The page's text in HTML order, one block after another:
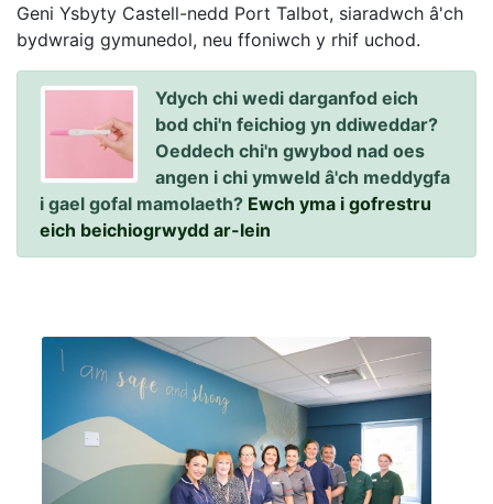
Geni Ysbyty Castell-nedd Port Talbot, siaradwch â'ch
bydwraig gymunedol, neu ffoniwch y rhif uchod.
Ydych chi wedi darganfod eich
bod chi'n feichiog yn ddiweddar?
Oeddech chi'n gwybod nad oes
angen i chi ymweld â'ch meddygfa
i gael gofal mamolaeth? Ewch yma i gofrestru
eich beichiogrwydd ar-lein